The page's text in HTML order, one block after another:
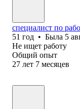
специалист по
51 год • Была 5
Не ищет работу
Общий опыт
27 лет 7 месяцев